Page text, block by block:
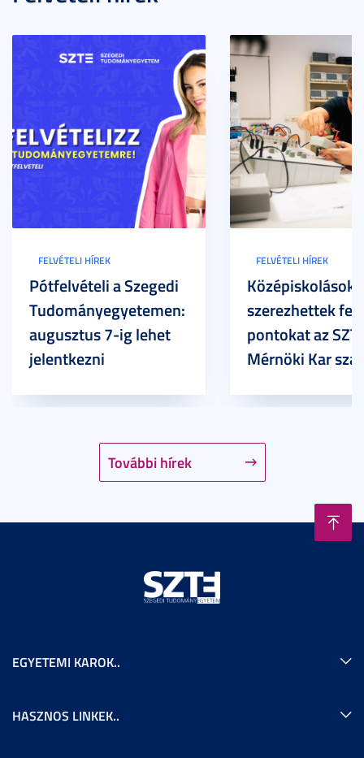
További hírek
FELVÉTELI HÍREK
Pótfelvételi a Szegedi
Tudományegyetemen:
augusztus 7-ig lehet
jelentkezni
FELVÉTELI HÍREK
Középiskolások
szerezhettek
pontokat az
Mérnöki Kar
EGYETEMI KAROK..
HASZNOS LINKEK..